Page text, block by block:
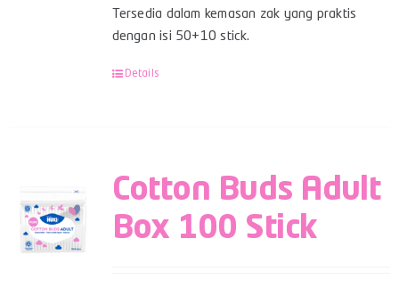
Tersedia dalam kemasan zak yang praktis
dengan isi 50+10 stick.
Details
Cotton Buds Adult
Box 100 Stick